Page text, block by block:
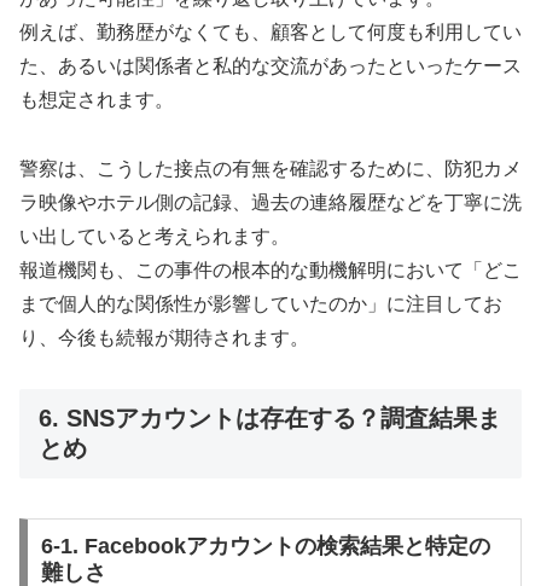
例えば、勤務歴がなくても、顧客として何度も利用してい
た、あるいは関係者と私的な交流があったといったケース
も想定されます。
警察は、こうした接点の有無を確認するために、防犯カメ
ラ映像やホテル側の記録、過去の連絡履歴などを丁寧に洗
い出していると考えられます。
報道機関も、この事件の根本的な動機解明において「どこ
まで個人的な関係性が影響していたのか」に注目してお
り、今後も続報が期待されます。
6. SNSアカウントは存在する？調査結果ま
とめ
6-1. Facebookアカウントの検索結果と特定の
難しさ